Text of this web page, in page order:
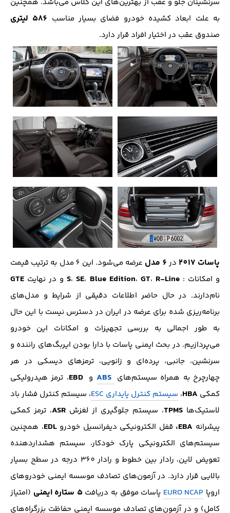
به علت ابعاد کشیده خودرو فضای بسیار مناسب 586 لیتری
صندوق عقب در اختیار افراد قرار دارد.
پاسات 2017 در 6 مدل
عرضه می‌شود. این 6 مدل به ترتیب قیمت
و امکانات :
S،SE، Blue Edition، GT، R-Line و در نهایت GTE
نام‌دارند. در حال حاضر اطلاعات دقیقی از شرایط و مدل‌های
برنامه‌ریزی شده برای عرضه در ایران در دسترس نیست با این حال
به طور اجمالی به بررسی تجهیزات و امکانات این خودرو
می‌پردازیم. در بحث ایمنی پاسات با دارا بودن ایربگ‌های راننده و
سرنشین، جانبی، پرده‌ای و زانویی، ترمز‌های دیسکی در هر
چهارچرخ به همراه سیستم‌های ABS وEBD، ترمز هیدرولیکی
کمکی HBA، سیستم کنترل پایداری ESC
، سیستم کنترل فشار باد
لاستیک‌ها TPMS، سیستم جلوگیری از لغزش ASR، ترمز کمکی
پیشرانه EBA، قفل الکترونیکی دیفرانسیل خودروEDL، همچنین
سیستم‌های الکترونیکی پارک خودکار، سیستم هشدار‌دهنده
تعویض لاین، رادار بین خطوط و رادار 360 درجه در سطح بسیار
بالایی قرار دارد. در آزمون‌های تصادف موسسه‌ ایمنی خودروهای
اروپا EURO NCAP پاسات موفق به دریافت5 ستاره ایمنی
(امتیاز
کامل) و در آزمون‌های تصادف موسسه ایمنی حفاظت بزرگراه‌های